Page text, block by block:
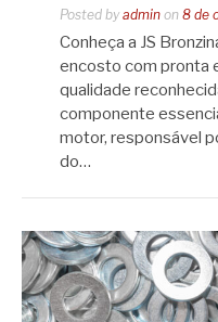
Posted by admin on 8 de
Conheça a JS
encosto com pronta
qualidade
componente
motor, responsável
do…